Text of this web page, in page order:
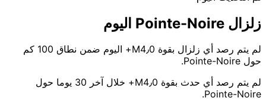
زلزال Pointe-Noire اليوم
لم يتم رصد أي زلزال بقوة M4٫0+ اليوم ضمن نطاق 100 كم
حول Pointe-Noire.
لم يتم رصد أي حدث بقوة M4٫0+ خلال آخر 30 يوما حول
Pointe-Noire.